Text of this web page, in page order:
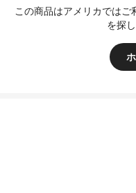
この商品はアメリカでは
を探